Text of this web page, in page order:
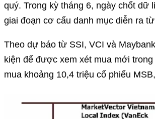
quý. Trong kỳ tháng 6, ngày chốt dữ
giai đoạn cơ cấu danh mục diễn ra
Theo dự báo từ SSI, VCI và
kiện để được xem xét mua mới
mua khoảng 10,4 triệu cổ phiếu